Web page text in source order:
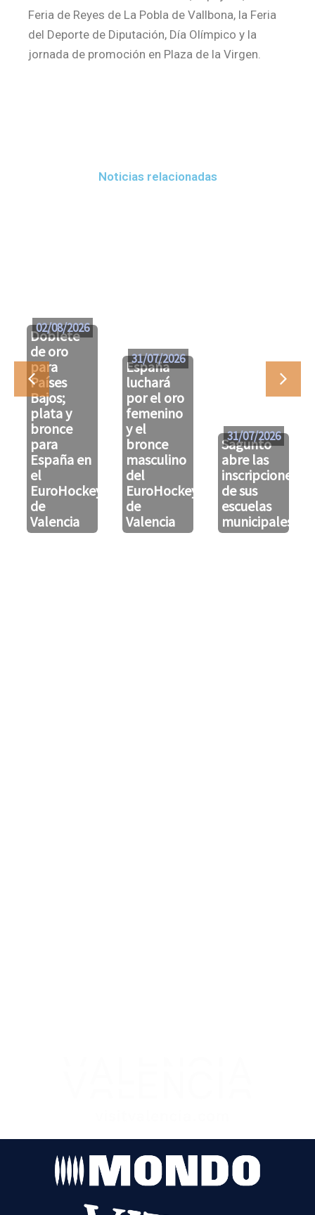
Feria de Reyes de La Pobla de Vallbona, la Feria
del Deporte de Diputación, Día Olímpico y la
jornada de promoción en Plaza de la Virgen.
Noticias relacionadas
Doblete
de oro
para
Países
Bajos;
plata y
bronce
para
España en
el
EuroHockeyU21
de
Valencia
02/08/2026
España
luchará
por el oro
femenino
y el
bronce
masculino
del
EuroHockeyU21
de
Valencia
31/07/2026
Sagunto
abre las
inscripciones
de sus
escuelas
municipales
31/07/2026